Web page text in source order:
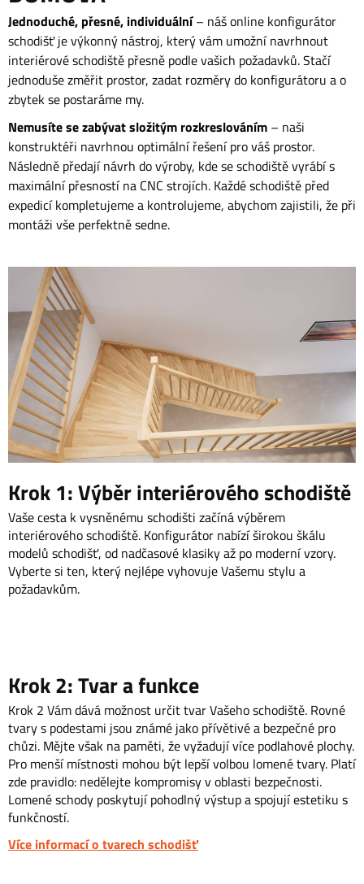
Jednoduché, přesné, individuální– náš online konfigurátor
schodišť je výkonný nástroj, který vám umožní navrhnout
interiérové schodiště přesně podle vašich požadavků. Stačí
jednoduše změřit prostor, zadat rozměry do konfigurátoru a o
zbytek se postaráme my.
Nemusíte se zabývat složitým rozkreslováním – naši
konstruktéři navrhnou optimální řešení pro váš prostor.
Následně předají návrh do výroby, kde se schodiště vyrábí s
maximální přesností na CNC strojích. Každé schodiště před
expedicí kompletujeme a kontrolujeme, abychom zajistili, že při
montáži vše perfektně sedne.
Krok 1: Výběr interiérového schodiště
Vaše cesta k vysněnému schodišti začíná výběrem
interiérového schodiště. Konfigurátor nabízí širokou škálu
modelů schodišť, od nadčasové klasiky až po moderní vzory.
Vyberte si ten, který nejlépe vyhovuje Vašemu stylu a
požadavkům.
Krok 2: Tvar a funkce
Krok 2 Vám dává možnost určit tvar Vašeho schodiště. Rovné
tvary s podestami jsou známé jako přívětivé a bezpečné pro
chůzi. Mějte však na paměti, že vyžadují více podlahové plochy.
Pro menší místnosti mohou být lepší volbou lomené tvary. Platí
zde pravidlo: nedělejte kompromisy v oblasti bezpečnosti.
Lomené schody poskytují pohodlný výstup a spojují estetiku s
funkčností.
Více informací o tvarech schodišť